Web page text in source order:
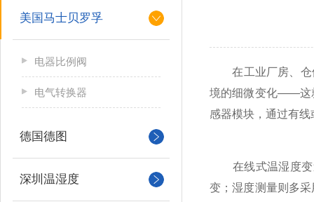
美国马士贝罗孚
电器比例阀
电气转换器
德国德图
深圳温湿度
在工业厂房、仓储
境的细微变化——这
感器模块，通过有
在线式温湿度变送
变；湿度测量则多